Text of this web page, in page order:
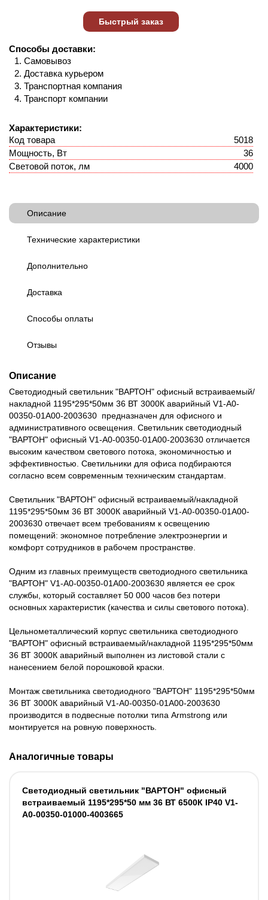
Способы доставки:
Самовывоз
Доставка курьером
Транспортная компания
Транспорт компании
Характеристики:
Код товара
5018
Мощность, Вт
36
Световой поток, лм
4000
Описание
Технические характеристики
Дополнительно
Доставка
Способы оплаты
Отзывы
Описание
Светодиодный светильник "ВАРТОН" офисный встраиваемый/
накладной 1195*295*50мм 36 ВТ 3000К аварийный V1-A0-
00350-01A00-2003630 предназначен для офисного и
административного освещения. Светильник светодиодный
"ВАРТОН" офисный V1-A0-00350-01A00-2003630 отличается
высоким качеством светового потока, экономичностью и
эффективностью. Светильники для офиса подбираются
согласно всем современным техническим стандартам.
Светильник "ВАРТОН" офисный встраиваемый/накладной
1195*295*50мм 36 ВТ 3000К аварийный V1-A0-00350-01A00-
2003630 отвечает всем требованиям к освещению
помещений: экономное потребление электроэнергии и
комфорт сотрудников в рабочем пространстве.
Одним из главных преимуществ светодиодного светильника
"ВАРТОН" V1-A0-00350-01A00-2003630 является ее срок
службы, который составляет 50 000 часов без потери
основных характеристик (качества и силы светового потока).
Цельнометаллический корпус светильника светодиодного
"ВАРТОН" офисный встраиваемый/накладной 1195*295*50мм
36 ВТ 3000К аварийный выполнен из листовой стали с
нанесением белой порошковой краски.
Монтаж светильника светодиодного "ВАРТОН" 1195*295*50мм
36 ВТ 3000К аварийный V1-A0-00350-01A00-2003630
производится в подвесные потолки типа Armstrong или
монтируется на ровную поверхность.
Аналогичные товары
Светодиодный светильник "ВАРТОН" офисный
встраиваемый 1195*295*50 мм 36 ВТ 6500К IP40 V1-
A0-00350-01000-4003665